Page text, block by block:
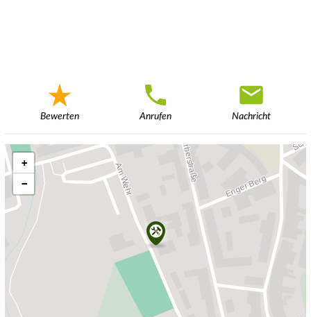
Bewerten Anrufen Nachricht
+
−